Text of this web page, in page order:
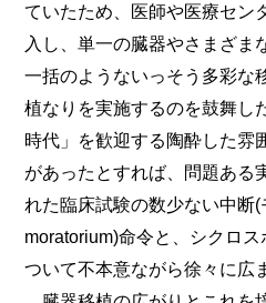
ていたため、医師や医療セン
入し、単一の臓器やさまざま
一括のようないっそう多彩な
植なりを実施するのを鼓舞し
時代」を歓迎する陶酔した雰
があったとすれば、問題ある
れた臨床試験の数少ない中
moratorium)命令と、シクロ
ついて不本意ながら徐々に広